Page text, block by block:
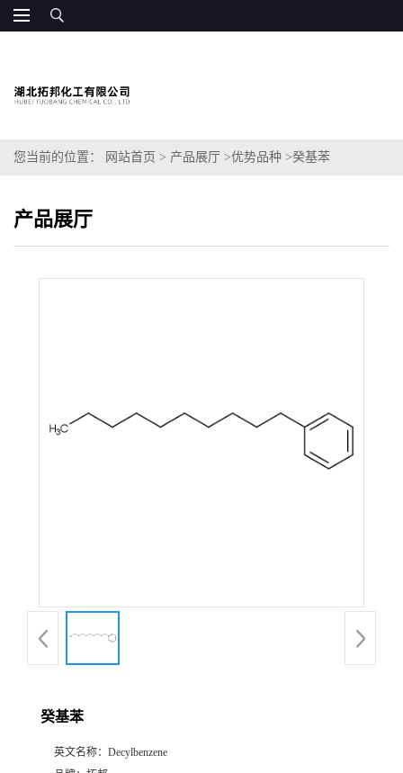
您当前的位置： 网站首页 > 产品展厅 >优势品种 >癸基苯
产品展厅
癸基苯
英文名称： Decylbenzene